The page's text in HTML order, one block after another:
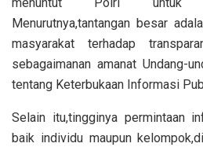
Menurutnya,tantangan besar
masyarakat terhadap
sebagaimanan amanat Undang-
tentang Keterbukaan Informasi
Selain itu,tingginya permintaan
baik individu maupun